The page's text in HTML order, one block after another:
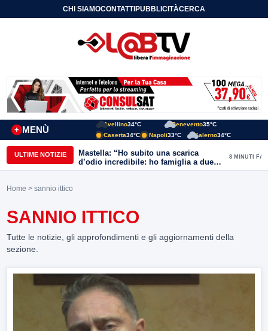
CHI SIAMOCONTATTIPUBBLICITÀCERCA
MENÙ
+
Avellino34°C Benevento35°C
Caserta34°C Napoli33°C Salerno34°C
ULTIME NOTIZIE
Mastella: “Ho subito una scarica
d’odio incredibile: ho famiglia a due
passi dal Calore”
8 MINUTI FA
Home > sannio ittico
SANNIO ITTICO
Tutte le notizie, gli approfondimenti e gli aggiornamenti della
sezione.